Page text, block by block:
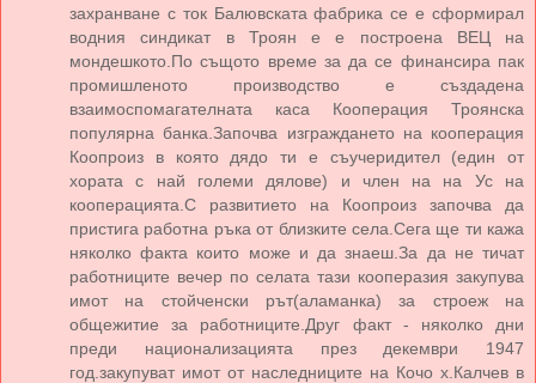
захранване с ток Балювската фабрика се е сформирал
водния синдикат в Троян е е построена ВЕЦ на
мондешкото.По същото време за да се финансира пак
промишленото производство е създадена
взаимоспомагателната каса Кооперация Троянска
популярна банка.Започва изграждането на кооперация
Коопроиз в която дядо ти е съучеридител (един от
хората с най големи дялове) и член на на Ус на
кооперацията.С развитието на Коопроиз започва да
пристига работна ръка от близките села.Сега ще ти кажа
няколко факта които може и да знаеш.За да не тичат
работниците вечер по селата тази кооперазия закупува
имот на стойченски рът(аламанка) за строеж на
общежитие за работниците.Друг факт - няколко дни
преди национализацията през декември 1947
год.закупуват имот от наследниците на Кочо х.Калчев в